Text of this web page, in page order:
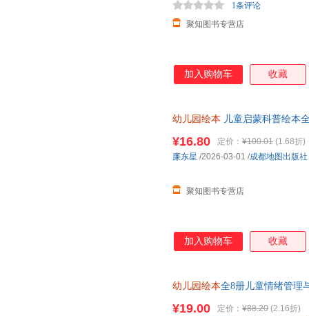
聚知图书专营店
1条评论
加入购物车 收藏
幼儿园绘本 儿童启蒙科普绘本
¥16.80 定价： ¥100.01 (1.68折)
聚知图书专营店
廉东星 /2026-03-01 /成都地图出版社
加入购物车 收藏
幼儿园绘本全8册儿童情绪管理
¥19.00 定价： ¥88.20 (2.16折)